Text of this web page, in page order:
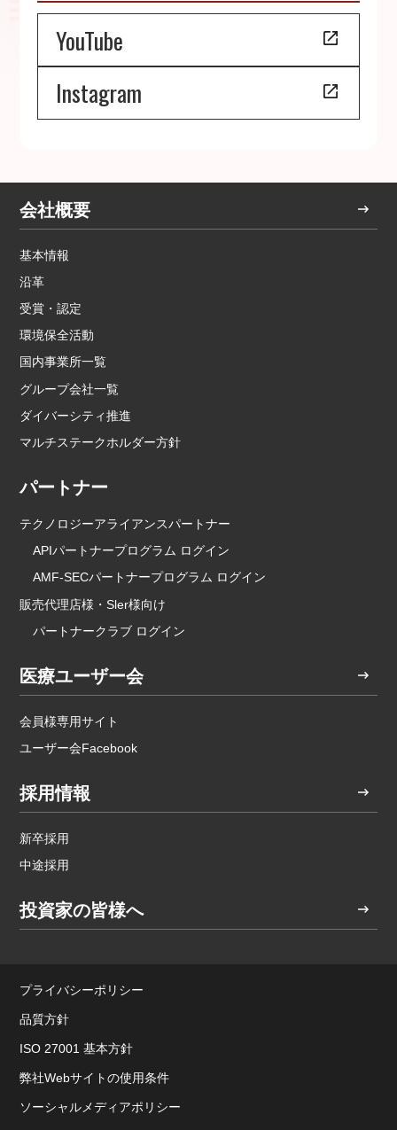
YouTube
Instagram
会社概要
基本情報
沿革
受賞・認定
環境保全活動
国内事業所一覧
グループ会社一覧
ダイバーシティ推進
マルチステークホルダー方針
パートナー
テクノロジーアライアンスパートナー
APIパートナープログラム ログイン
AMF-SECパートナープログラム ログイン
販売代理店様・Sler様向け
パートナークラブ ログイン
医療ユーザー会
会員様専用サイト
ユーザー会Facebook
採用情報
新卒採用
中途採用
投資家の皆様へ
プライバシーポリシー
品質方針
ISO 27001 基本方針
弊社Webサイトの使用条件
ソーシャルメディアポリシー